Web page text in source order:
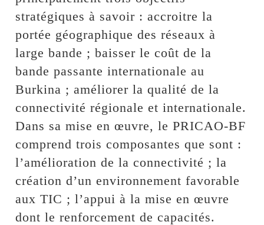
stratégiques à savoir : accroitre la
portée géographique des réseaux à
large bande ; baisser le coût de la
bande passante internationale au
Burkina ; améliorer la qualité de la
connectivité régionale et internationale.
Dans sa mise en œuvre, le PRICAO-BF
comprend trois composantes que sont :
l’amélioration de la connectivité ; la
création d’un environnement favorable
aux TIC ; l’appui à la mise en œuvre
dont le renforcement de capacités.